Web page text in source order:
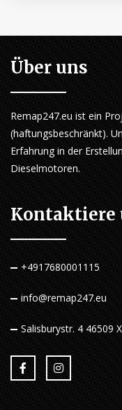
Über uns
Remap247.eu ist ein
(haftungsbeschränkt).
Erfahrung in der
Dieselmotoren.
Kontaktiere
+4917680001115
info@remap247.eu
Salisburystr. 4 46509